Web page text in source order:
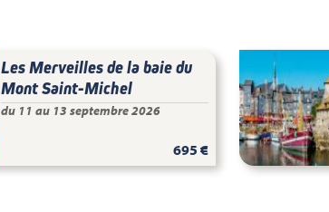
Les Merveilles de la baie du
Mont Saint-Michel
du 11 au 13 septembre 2026
695 €